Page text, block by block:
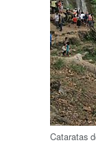
Cataratas